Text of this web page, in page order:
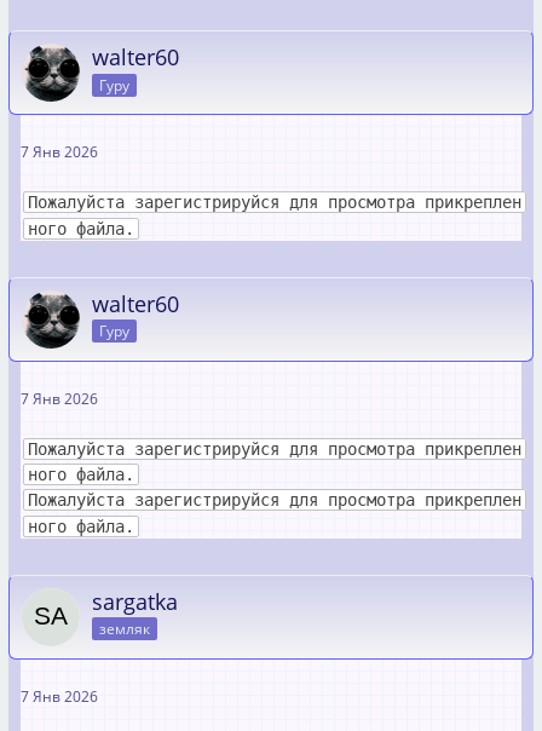
walter60
Гуру
7 Янв 2026
Пожалуйста зарегистрируйся для просмотра прикреплен
ного файла.
walter60
Гуру
7 Янв 2026
Пожалуйста зарегистрируйся для просмотра прикреплен
ного файла.
Пожалуйста зарегистрируйся для просмотра прикреплен
ного файла.
sargatka
земляк
7 Янв 2026